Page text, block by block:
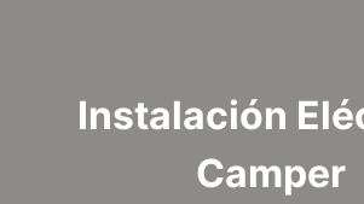
Instalación
Camper